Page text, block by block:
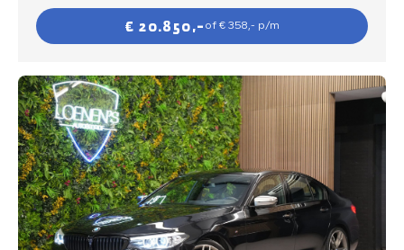
€ 20.850,- of € 358,- p/m